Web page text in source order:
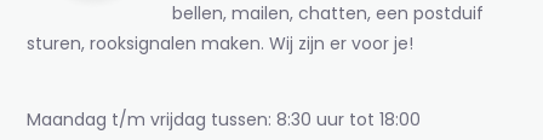
bellen, mailen, chatten, een postduif
sturen, rooksignalen maken. Wij zijn er voor je!
Maandag t/m vrijdag tussen: 8:30 uur tot 18:00